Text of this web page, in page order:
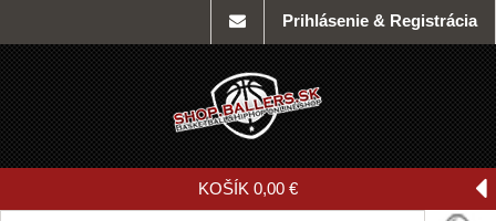
Prihlásenie & Registrácia
KOŠÍK 0,00 €